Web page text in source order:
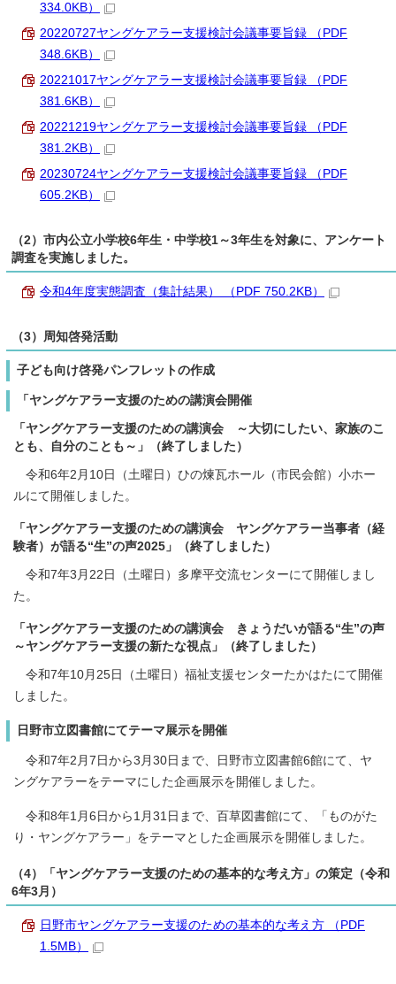
334.0KB）
20220727ヤングケアラー支援検討会議事要旨録 （PDF
348.6KB）
20221017ヤングケアラー支援検討会議事要旨録 （PDF
381.6KB）
20221219ヤングケアラー支援検討会議事要旨録 （PDF
381.2KB）
20230724ヤングケアラー支援検討会議事要旨録 （PDF
605.2KB）
（2）市内公立小学校6年生・中学校1～3年生を対象に、アンケート
調査を実施しました。
令和4年度実態調査（集計結果） （PDF 750.2KB）
（3）周知啓発活動
子ども向け啓発パンフレットの作成
「ヤングケアラー支援のための講演会開催
「ヤングケアラー支援のための講演会 ～大切にしたい、家族のこ
とも、自分のことも～」（終了しました）
令和6年2月10日（土曜日）ひの煉瓦ホール（市民会館）小ホー
ルにて開催しました。
「ヤングケアラー支援のための講演会 ヤングケアラー当事者（経
験者）が語る“生”の声2025」（終了しました）
令和7年3月22日（土曜日）多摩平交流センターにて開催しまし
た。
「ヤングケアラー支援のための講演会 きょうだいが語る“生”の声
～ヤングケアラー支援の新たな視点」（終了しました）
令和7年10月25日（土曜日）福祉支援センターたかはたにて開催
しました。
日野市立図書館にてテーマ展示を開催
令和7年2月7日から3月30日まで、日野市立図書館6館にて、ヤ
ングケアラーをテーマにした企画展示を開催しました。
令和8年1月6日から1月31日まで、百草図書館にて、「ものがた
り・ヤングケアラー」をテーマとした企画展示を開催しました。
（4）「ヤングケアラー支援のための基本的な考え方」の策定（令和
6年3月）
日野市ヤングケアラー支援のための基本的な考え方 （PDF
1.5MB）